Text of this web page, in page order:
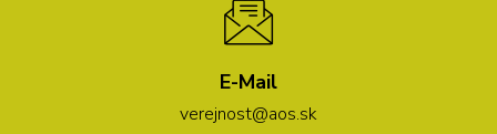
E-Mail
verejnost@aos.sk